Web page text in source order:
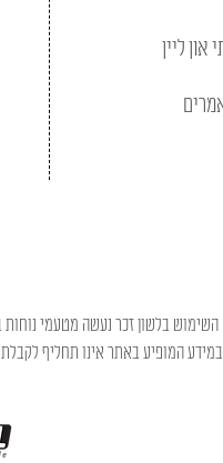
און ליין
בלשון זכר נעשה מטעמי
המופיע באתר אינו תחליף